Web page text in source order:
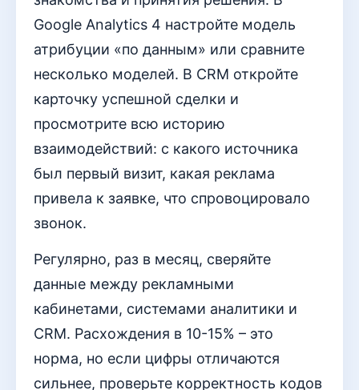
Google Analytics 4 настройте модель
атрибуции «по данным» или сравните
несколько моделей. В CRM откройте
карточку успешной сделки и
просмотрите всю историю
взаимодействий: с какого источника
был первый визит, какая реклама
привела к заявке, что спровоцировало
звонок.
Регулярно, раз в месяц, сверяйте
данные между рекламными
кабинетами, системами аналитики и
CRM. Расхождения в 10-15% – это
норма, но если цифры отличаются
сильнее, проверьте корректность кодов